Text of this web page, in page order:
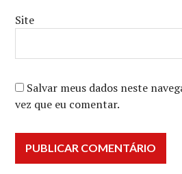
Site
Salvar meus dados neste
vez que eu comentar.